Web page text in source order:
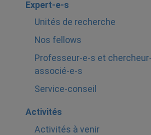
Expert-e-s
Unités de recherche
Nos fellows
Professeur-e-s et
associé-e-s
Service-conseil
Activités
Activités à venir